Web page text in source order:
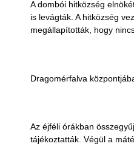
A dombói hitközség
is levágták. A hitközség
megállapították, hogy
Dragomérfalva
Az éjféli órákban
tájékoztatták. Végül a